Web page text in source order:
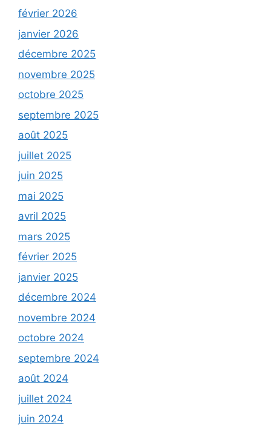
février 2026
janvier 2026
décembre 2025
novembre 2025
octobre 2025
septembre 2025
août 2025
juillet 2025
juin 2025
mai 2025
avril 2025
mars 2025
février 2025
janvier 2025
décembre 2024
novembre 2024
octobre 2024
septembre 2024
août 2024
juillet 2024
juin 2024